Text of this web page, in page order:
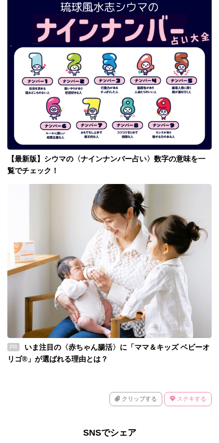
【最新版】シウマの〈ナインナンバー占い〉数字の意味を一
覧でチェック！
PR
いま注目の〈赤ちゃん腸活〉に「ママ＆キッズ ベビーオ
リゴ®」が選ばれる理由とは？
クリップする ステキする
SNSでシェア